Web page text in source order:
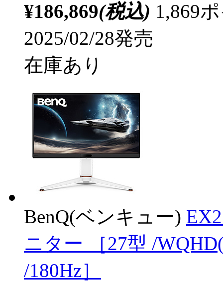
¥186,869(税込) 1,869
2025/02/28発売
在庫あり
BenQ(ベンキュー)
ニター ［27型 /
/180Hz］